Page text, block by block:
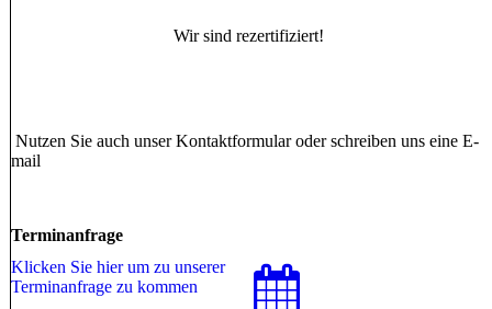
Wir sind rezertifiziert!
Nutzen Sie auch unser Kontaktformular oder schreiben uns eine E-
mail
Terminanfrage
Klicken Sie hier um zu unserer
Terminanfrage zu kommen